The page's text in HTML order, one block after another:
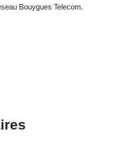
Bouygues Telecom.